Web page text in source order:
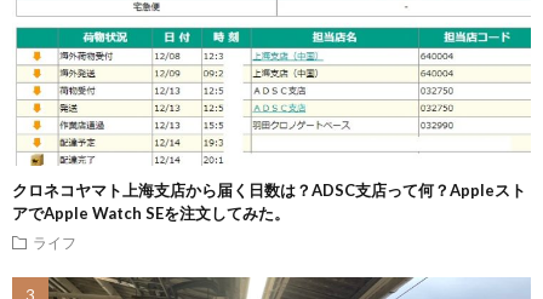
クロネコヤマト上海支店から届く日数は？ADSC支店って何？Appleスト
アでApple Watch SEを注文してみた。
ライフ